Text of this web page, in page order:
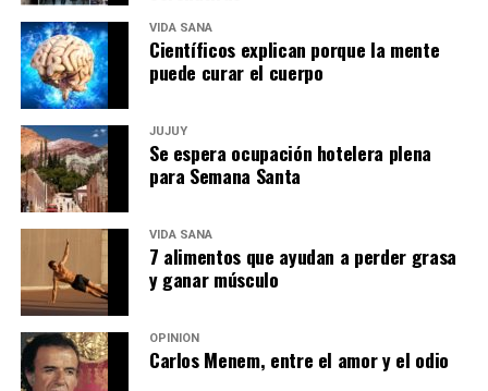
VIDA SANA
Científicos explican porque la mente
puede curar el cuerpo
JUJUY
Se espera ocupación hotelera plena
para Semana Santa
VIDA SANA
7 alimentos que ayudan a perder grasa
y ganar músculo
OPINIÓN
Carlos Menem, entre el amor y el odio